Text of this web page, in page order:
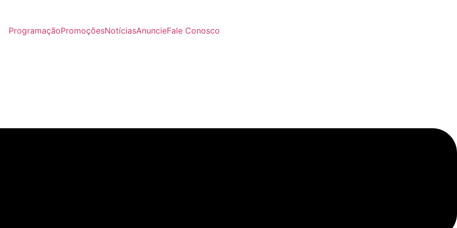
ProgramaçãoPromoçõesNotíciasAnuncieFale Conosco